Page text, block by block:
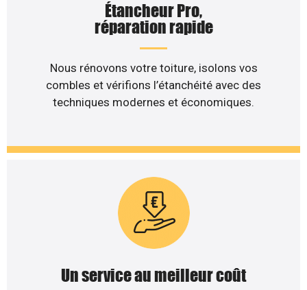
Étancheur Pro,
réparation rapide
Nous rénovons votre toiture, isolons vos
combles et vérifions l’étanchéité avec des
techniques modernes et économiques.
Un service au meilleur coût